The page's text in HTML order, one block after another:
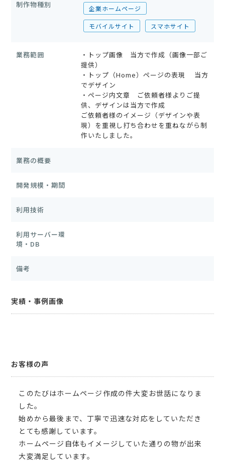
制作物種別 企業ホームページ
モバイルサイト スマホサイト
業務範囲
・トップ画像 当方で作成（画像一部ご
提供）
・トップ（Home）ページの表現 当方
でデザイン
・ページ内文章 ご依頼者様よりご提
供、デザインは当方で作成
ご依頼者様のイメージ（デザインや表
現）を重視し打ち合わせを重ねながら制
作いたしました。
業務の概要
開発規模・期間
利用技術
利用サーバー環
境・DB
備考
実績・事例画像
お客様の声
このたびはホームページ作成の件大変お世話になりま
した。
始めから最後まで、丁寧で迅速な対応をしていただき
とても感謝しています。
ホームページ自体もイメージしていた通りの物が出来
大変満足しています。